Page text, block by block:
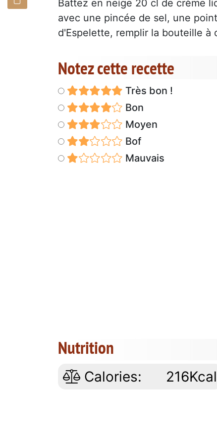
Battez en neige 20 cl de crème
avec une pincée de sel, une
d'Espelette, remplir la bouteille à
Notez cette recette
Très bon !
Bon
Moyen
Bof
Mauvais
Nutrition
Calories: 216Kcal